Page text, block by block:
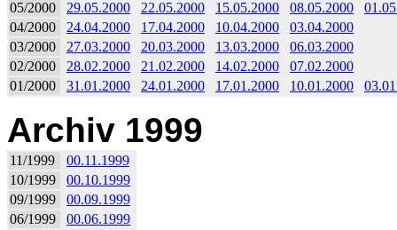
05/2000 29.05.2000 22.05.2000 15.05.2000 08.05.2000
04/2000
24.04.2000 17.04.2000 10.04.2000
03.04.2000
03/2000
27.03.2000 20.03.2000 13.03.2000
06.03.2000
02/2000
28.02.2000 21.02.2000 14.02.2000
07.02.2000
01/2000
31.01.2000 24.01.2000 17.01.2000 10.01.2000
Archiv 1999
11/1999
00.11.1999
10/1999
00.10.1999
09/1999
00.09.1999
06/1999
00.06.1999